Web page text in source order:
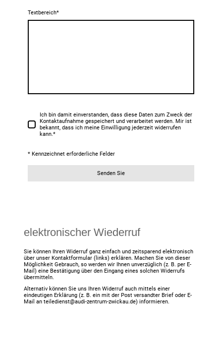
Textbereich*
Ich bin damit einverstanden, dass diese Daten zum Zweck der
Kontaktaufnahme gespeichert und verarbeitet werden. Mir ist
bekannt, dass ich meine Einwilligung jederzeit widerrufen
kann.*
* Kennzeichnet erforderliche Felder
Senden Sie
elektronischer Wiederruf
Sie können Ihren Widerruf ganz einfach und zeitsparend elektronisch
über unser Kontaktformular (links) erklären. Machen Sie von dieser
Möglichkeit Gebrauch, so werden wir Ihnen unverzüglich (z. B. per E-
Mail) eine Bestätigung über den Eingang eines solchen Widerrufs
übermitteln.
Alternativ können Sie uns Ihren Widerruf auch mittels einer
eindeutigen Erklärung (z. B. ein mit der Post versandter Brief oder E-
Mail an teiledienst@audi-zentrum-zwickau.de) informieren.